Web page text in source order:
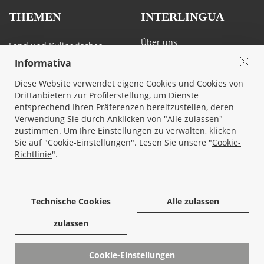
THEMEN
Land und Kulinarisches
Sport, Kunst und Natur
Heiraten am Gardasee
Verkehr und Mobilität am
Gardasee
INTERLINGUA
Über uns
Mietbedingungen
SOCIAL
© 2026 All rights reserved -Interlingua Immobiliare Srl socio unico
03819130232
Informativa
Diese Website verwendet eigene Cookies und Cookies von
Drittanbietern zur Profilerstellung, um Dienste
entsprechend Ihren Präferenzen bereitzustellen, deren
Verwendung Sie durch Anklicken von "Alle zulassen"
zustimmen. Um Ihre Einstellungen zu verwalten, klicken
Sie auf "Cookie-Einstellungen". Lesen Sie unsere "Cookie-
Richtlinie".
Alle zulassen
Technische Cookies
zulassen
Cookie-Einstellungen